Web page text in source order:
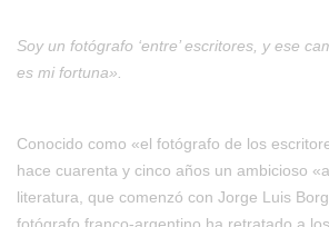
Soy un fotógrafo ‘entre’ escritores, y ese
es mi fortuna».
Conocido como «el fotógrafo de los
hace cuarenta y cinco años un ambicioso
literatura, que comenzó con Jorge Luis